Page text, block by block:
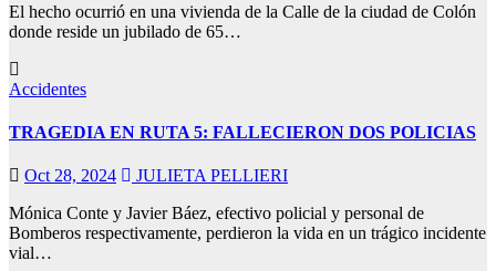
El hecho ocurrió en una vivienda de la Calle de la ciudad de Colón
donde reside un jubilado de 65…
Accidentes
TRAGEDIA EN RUTA 5: FALLECIERON DOS POLICIAS
Oct 28, 2024
JULIETA PELLIERI
Mónica Conte y Javier Báez, efectivo policial y personal de
Bomberos respectivamente, perdieron la vida en un trágico incidente
vial…